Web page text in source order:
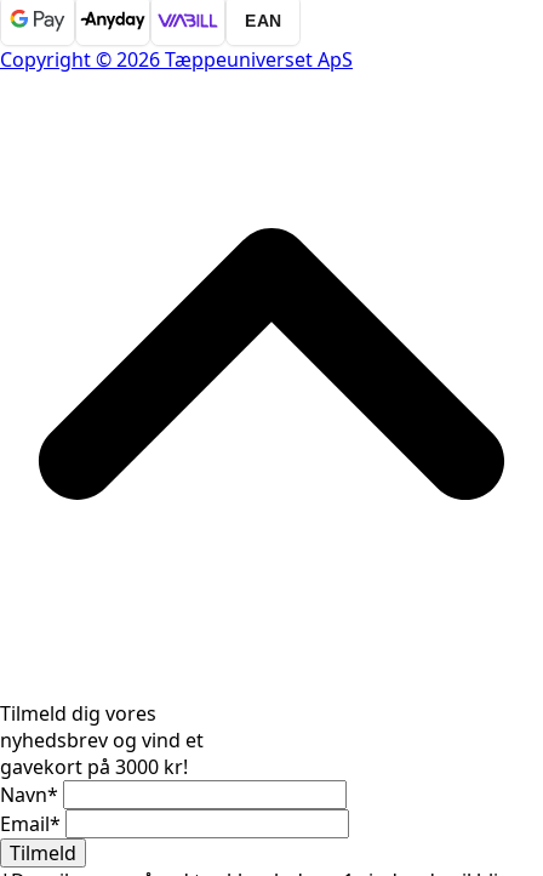
EAN
Copyright © 2026 Tæppeuniverset ApS
Tilmeld dig vores
nyhedsbrev og vind et
gavekort på 3000 kr!
Navn*
Email*
Tilmeld